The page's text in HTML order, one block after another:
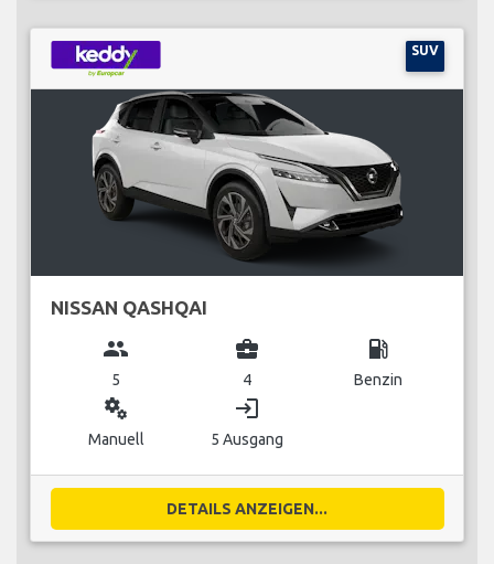
SUV
NISSAN QASHQAI
group
5
business_center
4
local_gas_station
Benzin
miscellaneous_services
Manuell
login
5 Ausgang
DETAILS ANZEIGEN...